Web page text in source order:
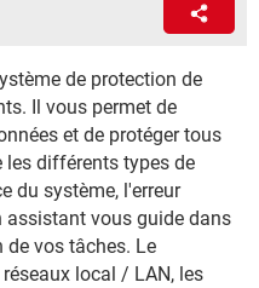
de protection de
Il vous permet de
et de protéger tous
les différents types de
du système, l'erreur
assistant vous guide dans
de vos tâches. Le
local / LAN, les